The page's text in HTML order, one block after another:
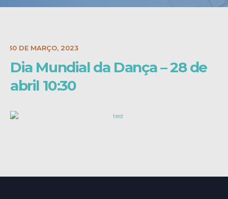
30 DE MARÇO, 2023
Dia Mundial da Dança – 28 de
abril 10:30